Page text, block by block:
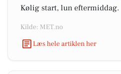
Kølig start, lun eftermiddag.
Kilde: MET.no
Læs hele artiklen her